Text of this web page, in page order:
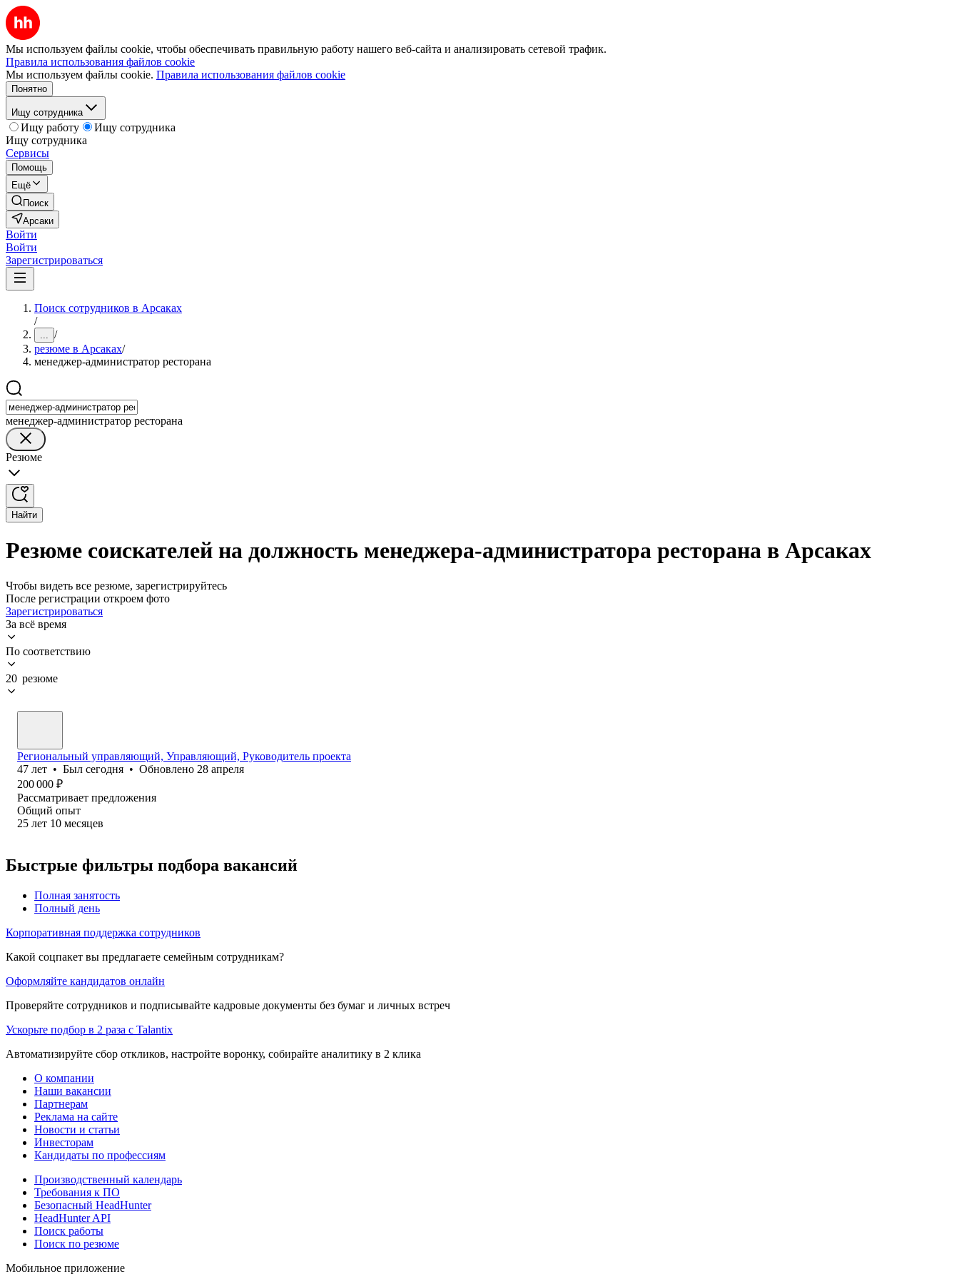
Мы используем файлы cookie, чтобы обеспечивать правильную работу нашего веб-сайта и анализировать сетевой трафик.
Правила использования файлов cookie
Мы используем файлы cookie. Правила использования файлов cookie
Понятно
Ищу сотрудника
Ищу работу
Ищу сотрудника
Ищу сотрудника
Сервисы
Помощь
Ещё
Поиск
Арсаки
Войти
Войти
Зарегистрироваться
Поиск сотрудников в Арсаках
/
... /
резюме в Арсаках/
менеджер-администратор ресторана
менеджер-администратор ресторана
Резюме
Найти
Резюме соискателей на должность менеджера-администратора ресторана в Арсаках
Чтобы видеть все резюме, зарегистрируйтесь
После регистрации откроем фото
Зарегистрироваться
За всё время
По соответствию
20 резюме
Региональный управляющий, Управляющий, Руководитель проекта
47 лет • Был сегодня • Обновлено 28 апреля
200 000 ₽
Рассматривает предложения
Общий опыт
25 лет 10 месяцев
Быстрые фильтры подбора вакансий
Полная занятость
Полный день
Корпоративная поддержка сотрудников
Какой соцпакет вы предлагаете семейным сотрудникам?
Оформляйте кандидатов онлайн
Проверяйте сотрудников и подписывайте кадровые документы без бумаг и личных встреч
Ускорьте подбор в 2 раза с Talantix
Автоматизируйте сбор откликов, настройте воронку, собирайте аналитику в 2 клика
О компании
Наши вакансии
Партнерам
Реклама на сайте
Новости и статьи
Инвесторам
Кандидаты по профессиям
Производственный календарь
Требования к ПО
Безопасный HeadHunter
HeadHunter API
Поиск работы
Поиск по резюме
Мобильное приложение